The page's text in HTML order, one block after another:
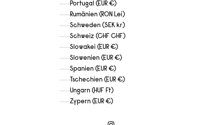
Portugal (EUR €)
Rumänien (RON Lei)
Schweden (SEK kr)
Schweiz (CHF CHF)
Slowakei (EUR €)
Slowenien (EUR €)
Spanien (EUR €)
Tschechien (EUR €)
Ungarn (HUF Ft)
Zypern (EUR €)